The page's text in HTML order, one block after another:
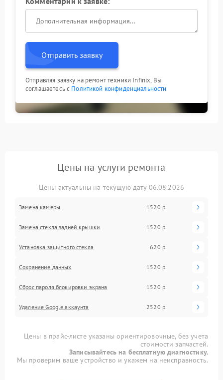
Отправить заявку
Отправляя заявку на ремонт техники Infinix, Вы
соглашаетесь с Политикой конфиденциальности
Цены на услуги ремонта
Цены актуальны на текущую дату 06.08.2026
Замена камеры 1520 р
Замена стекла задней крышки 1520 р
Установка защитного стекла 620 р
Сохранение данных 1520 р
Сброс пароля блокировки экрана 1520 р
Удаление Google аккаунта 2520 р
Цены в прайс-листе указаны ориентировочные, без учета
стоимости запчастей.
Записывайтесь на бесплатную диагностику.
Мы проверим ваше устройство и укажем на неисправность.